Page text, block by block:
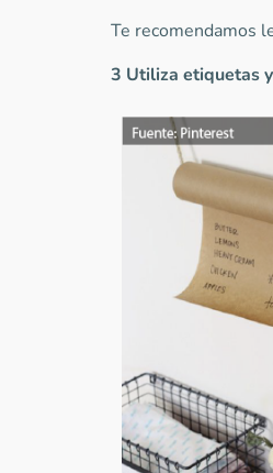
Te recomendamos
3 Utiliza etiquetasy